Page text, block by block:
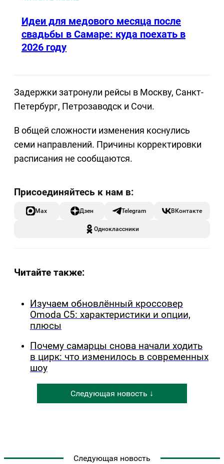
Идеи для медового месяца после
свадьбы в Самаре: куда поехать в
2026 году
Задержки затронули рейсы в Москву, Санкт-
Петербург, Петрозаводск и Сочи.
В общей сложности изменения коснулись
семи направлений. Причины корректировки
расписания не сообщаются.
Max Дзен Telegram ВКонтакте
Одноклассники
Читайте также:
Изучаем обновлённый кроссовер
Omoda C5: характеристики и опции,
плюсы
Почему самарцы снова начали ходить
в цирк: что изменилось в современных
шоу
Следующая новость ↓
Следующая новость